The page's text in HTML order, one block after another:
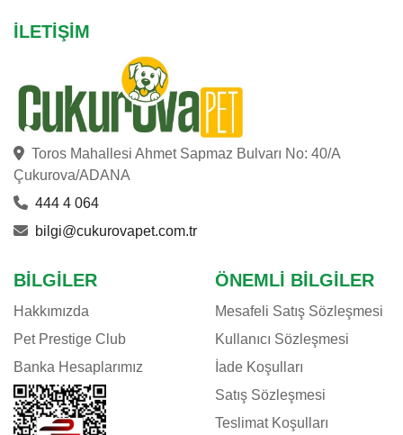
İLETIŞIM
Toros Mahallesi Ahmet Sapmaz Bulvarı No: 40/A
Çukurova/ADANA
444 4 064
bilgi@cukurovapet.com.tr
BILGILER
Hakkımızda
Pet Prestige Club
Banka Hesaplarımız
ÖNEMLI BILGILER
Mesafeli Satış Sözleşmesi
Kullanıcı Sözleşmesi
İade Koşulları
Satış Sözleşmesi
Teslimat Koşulları